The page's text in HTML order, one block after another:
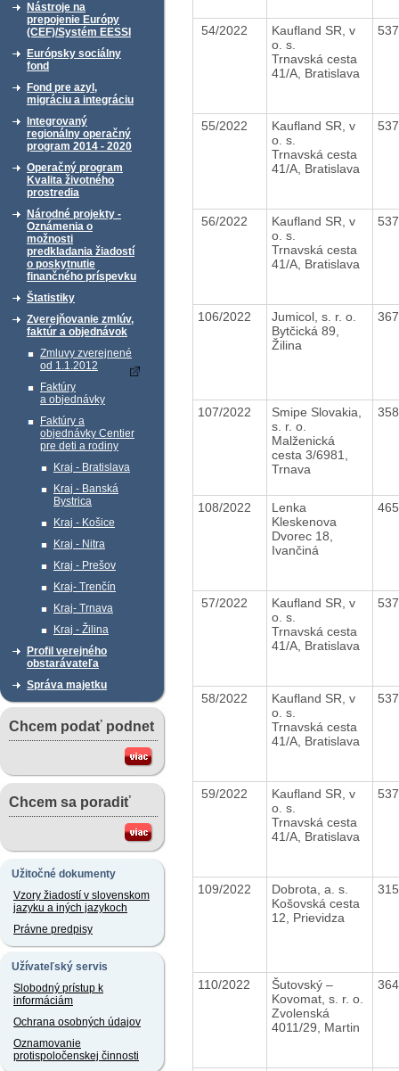
Nástroje na
prepojenie Európy
(CEF)/Systém EESSI
Európsky sociálny
fond
Fond pre azyl,
migráciu a integráciu
Integrovaný
regionálny operačný
program 2014 - 2020
Operačný program
Kvalita životného
prostredia
Národné projekty -
Oznámenia o
možnosti
predkladania žiadostí
o poskytnutie
finančného príspevku
Štatistiky
Zverejňovanie zmlúv,
faktúr a objednávok
Zmluvy zverejnené
od 1.1.2012
Faktúry
a objednávky
Faktúry a
objednávky Centier
pre deti a rodiny
Kraj - Bratislava
Kraj - Banská
Bystrica
Kraj - Košice
Kraj - Nitra
Kraj - Prešov
Kraj- Trenčín
Kraj- Trnava
Kraj - Žilina
Profil verejného
obstarávateľa
Správa majetku
Chcem podať podnet
Chcem sa poradiť
Užitočné dokumenty
Vzory žiadostí v slovenskom
jazyku a iných jazykoch
Právne predpisy
Užívateľský servis
Slobodný prístup k
informáciám
Ochrana osobných údajov
Oznamovanie
protispoločenskej činnosti
54/2022
Kaufland SR, v
o. s.
Trnavská cesta
41/A, Bratislava
55/2022
Kaufland SR, v
o. s.
Trnavská cesta
41/A, Bratislava
56/2022
Kaufland SR, v
o. s.
Trnavská cesta
41/A, Bratislava
106/2022
Jumicol, s. r. o.
Bytčická 89,
Žilina
107/2022
Smipe Slovakia,
s. r. o.
Malženická
cesta 3/6981,
Trnava
108/2022
Lenka
Kleskenova
Dvorec 18,
Ivančiná
57/2022
Kaufland SR, v
o. s.
Trnavská cesta
41/A, Bratislava
58/2022
Kaufland SR, v
o. s.
Trnavská cesta
41/A, Bratislava
59/2022
Kaufland SR, v
o. s.
Trnavská cesta
41/A, Bratislava
109/2022
Dobrota, a. s.
Košovská cesta
12, Prievidza
110/2022
Šutovský –
Kovomat, s. r. o.
Zvolenská
4011/29, Martin